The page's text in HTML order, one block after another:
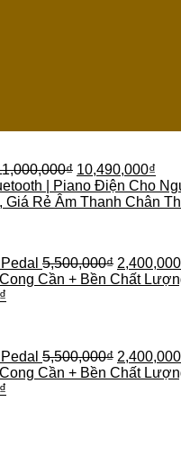
₫ 10,490,000₫
| Piano Điện Cho
Giá Rẻ Âm Thanh Chân
5,500,000₫ 2,400,000
Cần + Bền Chất
₫
5,500,000₫ 2,400,000
Cần + Bền Chất
₫